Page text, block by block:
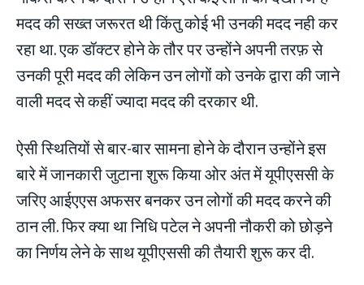
मदद की सख्त जरूरत थी किंतु कोई भी उनकी मदद नही कर
रहा था. एक डॉक्टर होने के तौर पर उन्होंने अपनी तरफ़ से
उनकी पूरी मदद की लेकिन उन लोगों को उनके द्वारा की जाने
वाली मदद से कहीं ज्यादा मदद की दरकार थी.
ऐसी स्थितियों से बार-बार सामना होने के दौरान उन्होंने इस
बारे में जानकारी जुटाना शुरू किया ओर अंत में यूपीएससी के
जरिए आईएएस अफसर बनकर उन लोगों की मदद करने की
ठान ली. फिर क्या था निधि पटेल ने अपनी नौकरी को छोड़ने
का निर्णय लेने के साथ यूपीएससी की तैयारी शुरू कर दी.